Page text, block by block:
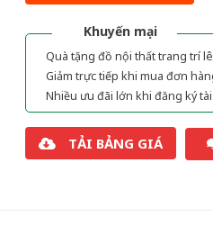
Khuyến mại
Quà tặng đồ nội thất trang trí
Giảm trực tiếp khi mua đơn
Nhiều ưu đãi lớn khi đăng ký
TẢI BẢNG GIÁ